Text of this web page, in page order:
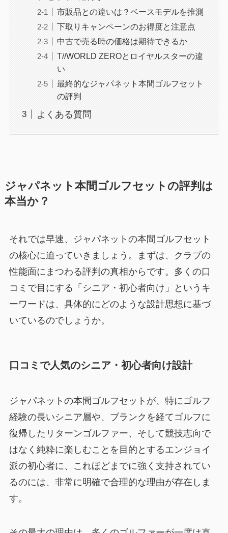
市販品との違いは？ベースモデルを推測
下取りキャンペーンのお得度と注意点
中古で売る時の価格は期待できるか
T//WORLD ZEROとロイヤルスターの違
い
最終的なジャパネット本間ゴルフセット
の評判
よくある質問
ジャパネット本間ゴルフセットの評判は
本当か？
それでは早速、ジャパネットの本間ゴルフセット
の核心に迫っていきましょう。まずは、クラブの
性能面にまつわる評判の真相からです。多くの口
コミで目にする「シニア・初心者向け」というキ
ーワードは、具体的にどのような設計思想に基づ
いているのでしょうか。
口コミで人気のシニア・初心者向け設計
ジャパネットの本間ゴルフセットが、特にゴルフ
経験の長いシニア層や、ブランクを経てゴルフに
復帰したリターンゴルファー、そして競技志向で
はなく純粋に楽しむことを目的とするエンジョイ
派の初心者に、これほどまでに強く支持されてい
るのには、非常に明確で合理的な理由が存在しま
す。